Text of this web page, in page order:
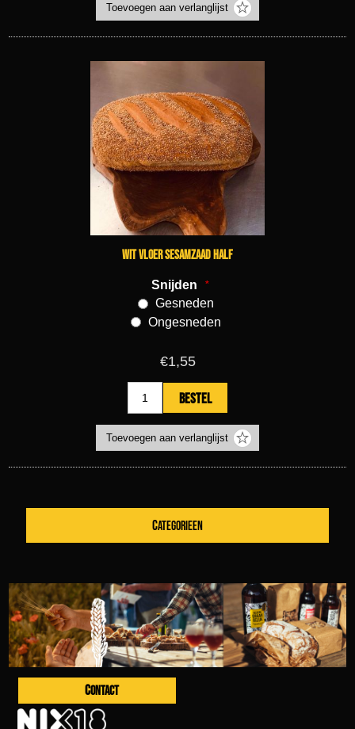
Wit vloer sesamzaad half
Snijden *
Gesneden
Ongesneden
€1,55
CATEGORIEEN
CONTACT